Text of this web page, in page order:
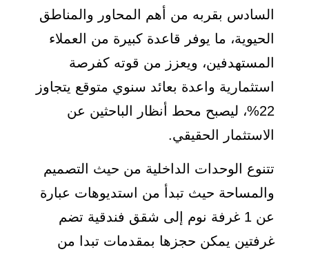
السادس بقربه من أهم المحاور والمناطق
الحيوية، ما يوفر قاعدة كبيرة من العملاء
المستهدفين، ويعزز من قوته كفرصة
استثمارية واعدة بعائد سنوي متوقع يتجاوز
22%، ليصبح محط أنظار الباحثين عن
الاستثمار الحقيقي.
تتنوع الوحدات الداخلية من حيث التصميم
والمساحة حيث تبدأ من استديوهات عبارة
عن 1 غرفة نوم إلى شقق فندقية تضم
غرفتين يمكن حجزها بمقدمات تبدا من